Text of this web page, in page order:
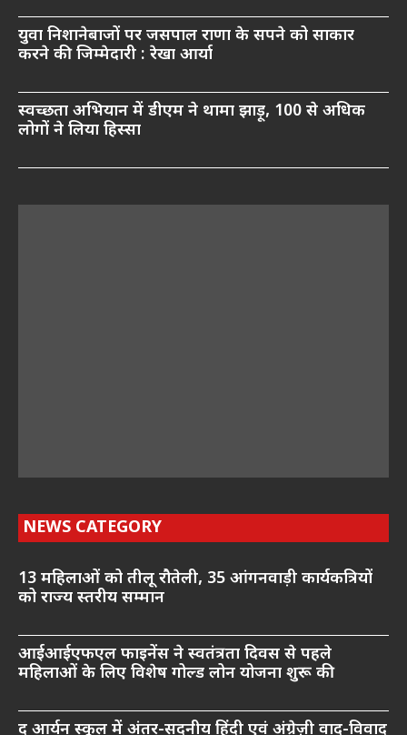
युवा निशानेबाजों पर जसपाल राणा के सपने को साकार
करने की जिम्मेदारी : रेखा आर्या
स्वच्छता अभियान में डीएम ने थामा झाड़ू, 100 से अधिक
लोगों ने लिया हिस्सा
NEWS CATEGORY
13 महिलाओं को तीलू रौतेली, 35 आंगनवाड़ी कार्यकत्रियों
को राज्य स्तरीय सम्मान
आईआईएफएल फाइनेंस ने स्वतंत्रता दिवस से पहले
महिलाओं के लिए विशेष गोल्ड लोन योजना शुरू की
द आर्यन स्कूल में अंतर-सदनीय हिंदी एवं अंग्रेज़ी वाद-विवाद